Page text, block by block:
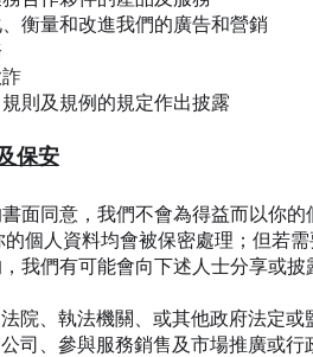
衡量和改進我們的廣告和營銷
則及規例的規定作出披露
保安
面同意，我們不會為得益而以你
的個人資料均會被保密處理；但若
我們有可能會向下述人士分享或
院、執法機關、或其他政府法定或
司、參與服務銷售及市場推廣或